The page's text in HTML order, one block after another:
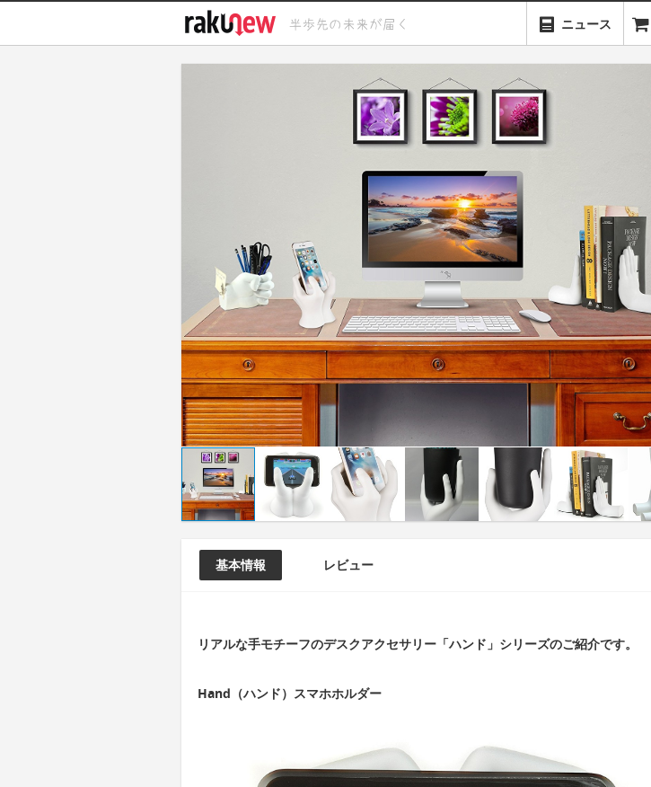
ニュース
基本情報 レビュー
リアルな手モチーフのデスクアクセサリー「ハンド」シリーズのご紹介です。
Hand（ハンド）スマホホルダー